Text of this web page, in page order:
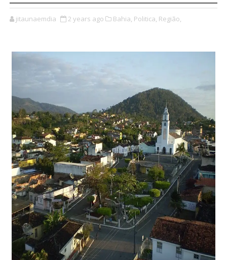
jitaunaemdia 2 years ago Bahia, Politica, Região,